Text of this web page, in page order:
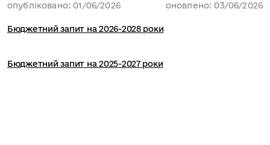
опубліковано: 01/06/2026 оновлено: 03/06/2026
Бюджетний запит на 2026-2028 роки
Бюджетний запит на 2025-2027 роки